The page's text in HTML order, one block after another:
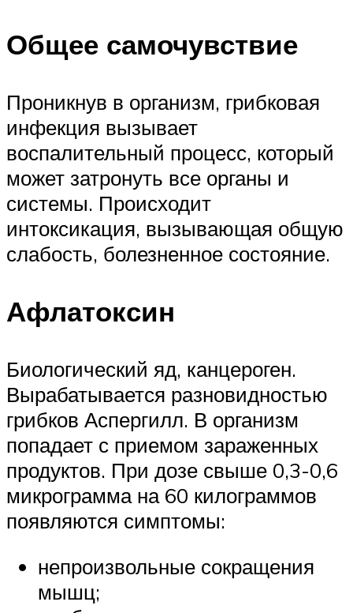
Общее самочувствие
Проникнув в организм, грибковая
инфекция вызывает
воспалительный процесс, который
может затронуть все органы и
системы. Происходит
интоксикация, вызывающая общую
слабость, болезненное состояние.
Афлатоксин
Биологический яд, канцероген.
Вырабатывается разновидностью
грибков Аспергилл. В организм
попадает с приемом зараженных
продуктов. При дозе свыше 0,3-0,6
микрограмма на 60 килограммов
появляются симптомы:
непроизвольные сокращения
мышц;